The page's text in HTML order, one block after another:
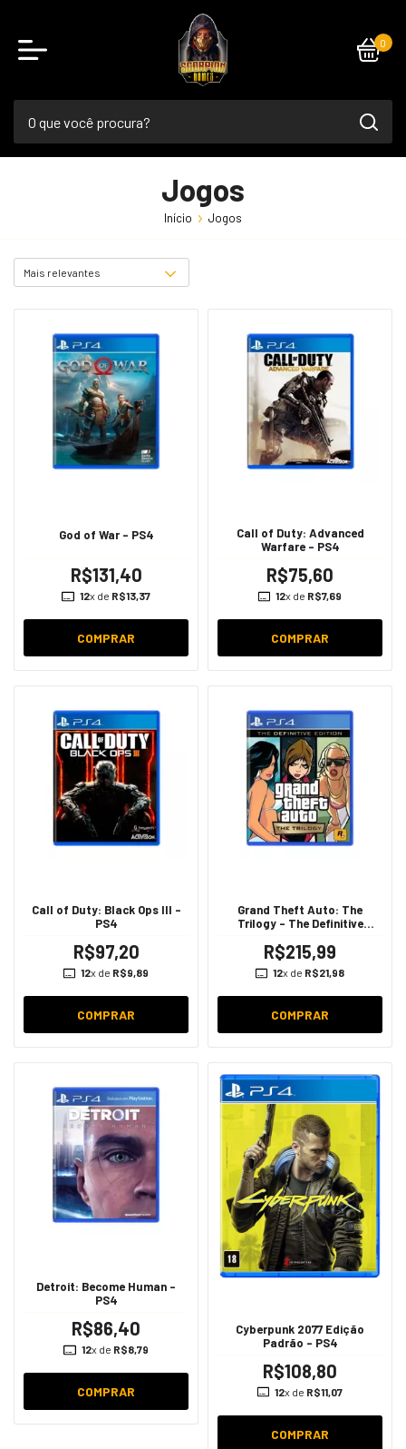
0
Jogos
Início Jogos
God of War - PS4
R$131,40
12x de R$13,37
COMPRAR
Call of Duty: Advanced
Warfare - PS4
R$75,60
12x de R$7,69
COMPRAR
Call of Duty: Black Ops III -
PS4
R$97,20
12x de R$9,89
COMPRAR
Grand Theft Auto: The
Trilogy - The Definitive
R$215,99
12x de R$21,98
COMPRAR
Detroit: Become Human -
PS4
R$86,40
12x de R$8,79
COMPRAR
Cyberpunk 2077 Edição
Padrão - PS4
R$108,80
12x de R$11,07
COMPRAR